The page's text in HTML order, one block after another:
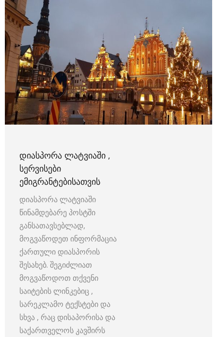
ᲓᲘᲐᲡᲞᲝᲠᲐ ᲚᲐᲢᲕᲘᲐᲨᲘ ,
ᲡᲔᲠᲕᲘᲡᲔᲑᲘ
ᲔᲛᲘᲒᲠᲐᲜᲢᲔᲑᲘᲡᲐᲗᲕᲘᲡ
დიასპორა ლატვიაში
წინამდებარე პოსტში
განსათავსებლად,
მოგვაწოდეთ ინფორმაცია
ქართული დიასპორის
შესახებ. შეგიძლიათ
მოგვაწოდოთ თქვენი
საიტების ლინკებიც ,
სარეკლამო ტექსტები და
სხვა , რაც დისაპორისა და
საქართველოს კავშირს